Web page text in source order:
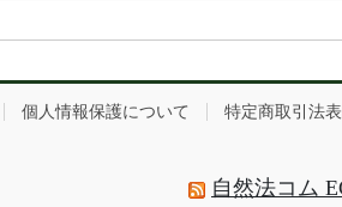
個人情報保護について 特定商取引法
自然法コム